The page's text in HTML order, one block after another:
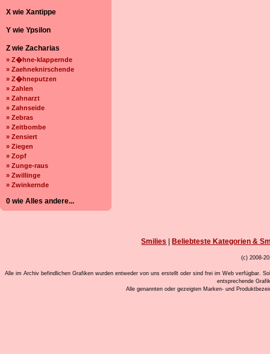
X wie Xantippe
Y wie Ypsilon
Z wie Zacharias
» Z�hne-klappernde
» Zaehneknirschende
» Z�hneputzen
» Zahlen
» Zahnarzt
» Zahnseide
» Zebras
» Zeitbombe
» Zensiert
» Ziegen
» Zopf
» Zunge-raus
» Zwillinge
» Zwinkernde
0 wie Alles andere...
Smilies Beliebteste Kategorien &
(c) 2008-
Alle im Archiv befindlichen Grafiken wurden entweder von uns erstellt oder sind frei im Web verfügbar.
entsprechende
Alle genannten oder gezeigten Marken- und